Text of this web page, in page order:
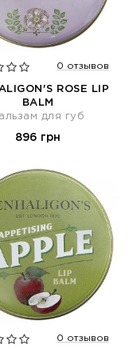
0 отзывов
ROSE LIP
BALM
для губ
896 грн
0 отзывов